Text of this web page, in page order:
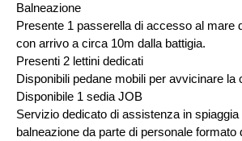
Balneazione
Presente 1 passerella di accesso al mare
con arrivo a circa 10m dalla battigia.
Presenti 2 lettini dedicati
Disponibili pedane mobili per avvicinare la
Disponibile 1 sedia JOB
Servizio dedicato di assistenza in
balneazione da parte di personale formato